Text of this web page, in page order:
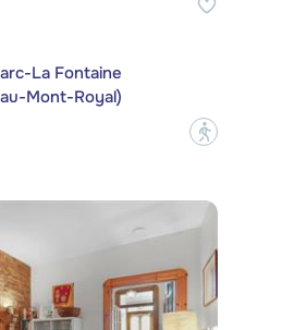
La Fontaine
Mont-Royal)
?